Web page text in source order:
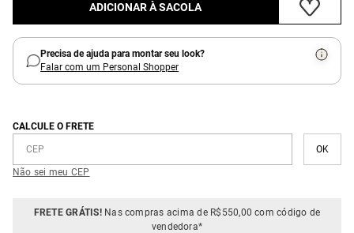
ADICIONAR À SACOLA
Precisa de ajuda para montar seu look?
Falar com um Personal Shopper
CALCULE O FRETE
Não sei meu CEP
FRETE GRÁTIS!Nas compras acima de R$550,00 com código de
vendedora*